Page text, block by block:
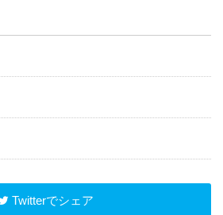
Twitterでシェア